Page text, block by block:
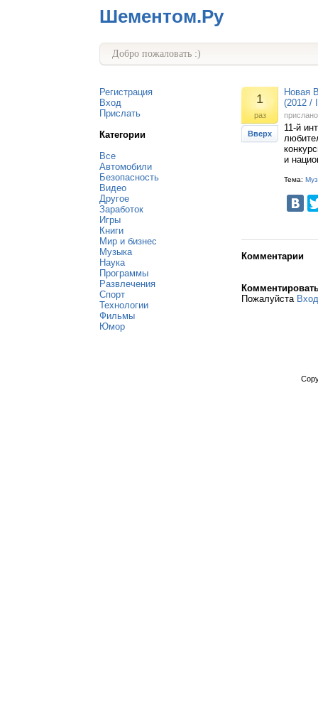
Шементом.Ру
Добро пожаловать :)
Регистрация
Вход
Прислать
Категории
Все
Автомобили
Безопасность
Видео
Другое
Заработок
Игры
Книги
Мир и бизнес
Музыка
Наука
Программы
Развлечения
Спорт
Технологии
Фильмы
Юмор
1
раз
Вверх
Новая
(2012 /
11-й
и
Тема:
Комментарии
Пожалуйста Вход